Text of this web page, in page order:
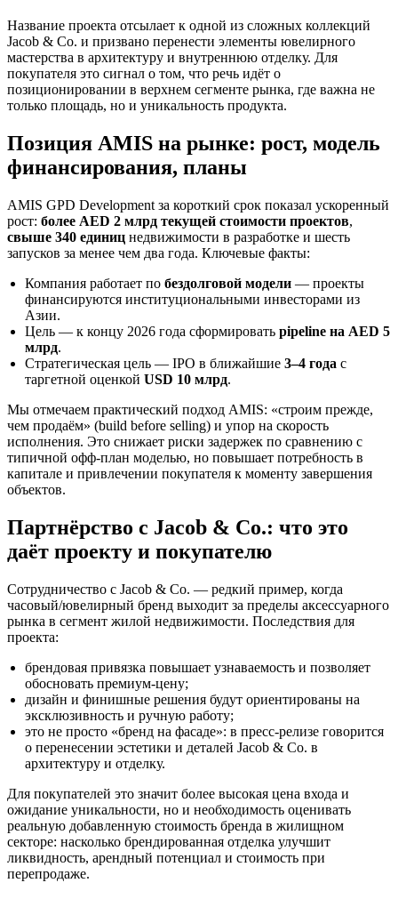
Название проекта отсылает к одной из сложных коллекций
Jacob & Co. и призвано перенести элементы ювелирного
мастерства в архитектуру и внутреннюю отделку. Для
покупателя это сигнал о том, что речь идёт о
позиционировании в верхнем сегменте рынка, где важна не
только площадь, но и уникальность продукта.
Позиция AMIS на рынке: рост, модель
финансирования, планы
AMIS GPD Development за короткий срок показал ускоренный
рост: более AED 2 млрд текущей стоимости проектов,
свыше 340 единиц недвижимости в разработке и шесть
запусков за менее чем два года. Ключевые факты:
Компания работает по бездолговой модели — проекты
финансируются институциональными инвесторами из
Азии.
Цель — к концу 2026 года сформировать pipeline на AED 5
млрд.
Стратегическая цель — IPO в ближайшие 3–4 года с
таргетной оценкой USD 10 млрд.
Мы отмечаем практический подход AMIS: «строим прежде,
чем продаём» (build before selling) и упор на скорость
исполнения. Это снижает риски задержек по сравнению с
типичной офф-план моделью, но повышает потребность в
капитале и привлечении покупателя к моменту завершения
объектов.
Партнёрство с Jacob & Co.: что это
даёт проекту и покупателю
Сотрудничество с Jacob & Co. — редкий пример, когда
часовый/ювелирный бренд выходит за пределы аксессуарного
рынка в сегмент жилой недвижимости. Последствия для
проекта:
брендовая привязка повышает узнаваемость и позволяет
обосновать премиум-цену;
дизайн и финишные решения будут ориентированы на
эксклюзивность и ручную работу;
это не просто «бренд на фасаде»: в пресс-релизе говорится
о перенесении эстетики и деталей Jacob & Co. в
архитектуру и отделку.
Для покупателей это значит более высокая цена входа и
ожидание уникальности, но и необходимость оценивать
реальную добавленную стоимость бренда в жилищном
секторе: насколько брендированная отделка улучшит
ликвидность, арендный потенциал и стоимость при
перепродаже.